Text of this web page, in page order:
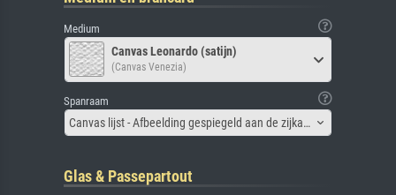
Medium
Canvas Leonardo (satijn)
(Canvas Venezia)
Spanraam
Canvas lijst - Afbeelding gespiegeld aan de zijkant
Glas & Passepartout